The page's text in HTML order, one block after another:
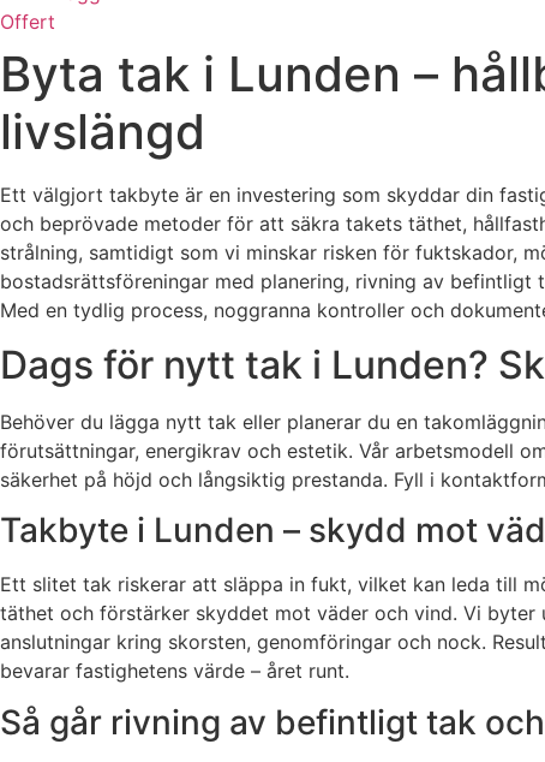
Offert
Byta tak i Lunden –
livslängd
Ett välgjort takbyte är en investering som skyddar din
och beprövade metoder för att säkra takets täthet,
strålning, samtidigt som vi minskar risken för fuktskador,
bostadsrättsföreningar med planering, rivning av befintligt
Med en tydlig process, noggranna kontroller och
Dags för nytt tak i Lunden?
Behöver du lägga nytt tak eller planerar du en
förutsättningar, energikrav och estetik. Vår arbetsmodell
säkerhet på höjd och långsiktig prestanda. Fyll i
Takbyte i Lunden – skydd mot
Ett slitet tak riskerar att släppa in fukt, vilket kan leda till
täthet och förstärker skyddet mot väder och vind. Vi
anslutningar kring skorsten, genomföringar och nock.
bevarar fastighetens värde – året runt.
Så går rivning av befintligt tak